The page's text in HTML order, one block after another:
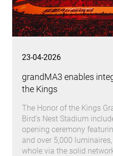
23-04-2026
grandMA3 enables
the Kings
The Honor of the Kings
Bird’s Nest Stadium
opening ceremony
and over 5,000
whole via the solid